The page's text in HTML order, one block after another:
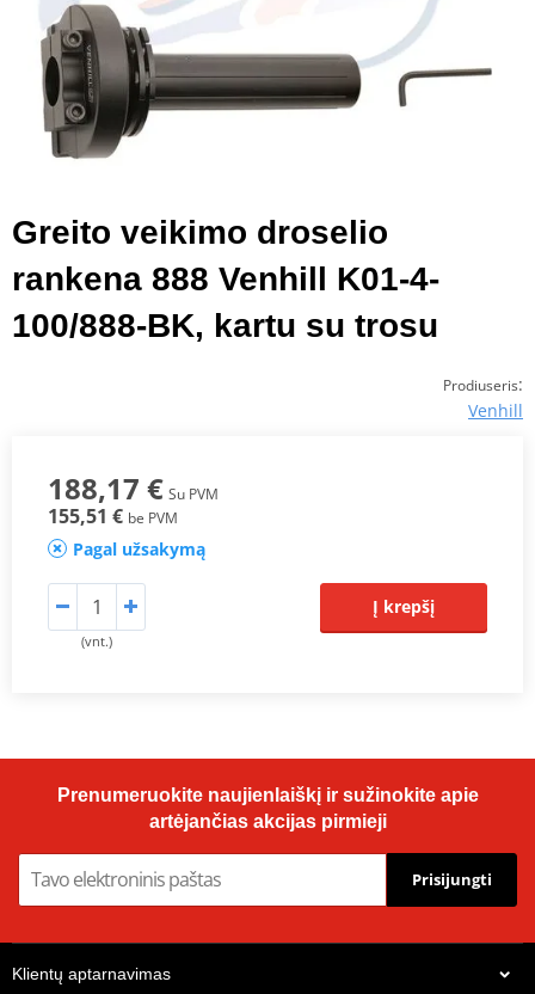
Greito veikimo droselio
rankena 888 Venhill K01-4-
100/888-BK, kartu su trosu
Prodiuseris:
Venhill
188,17 € Su PVM
155,51 € be PVM
Pagal užsakymą
(vnt.)
Į krepšį
Prenumeruokite naujienlaiškį ir sužinokite apie
artėjančias akcijas pirmieji
Prisijungti
Klientų aptarnavimas